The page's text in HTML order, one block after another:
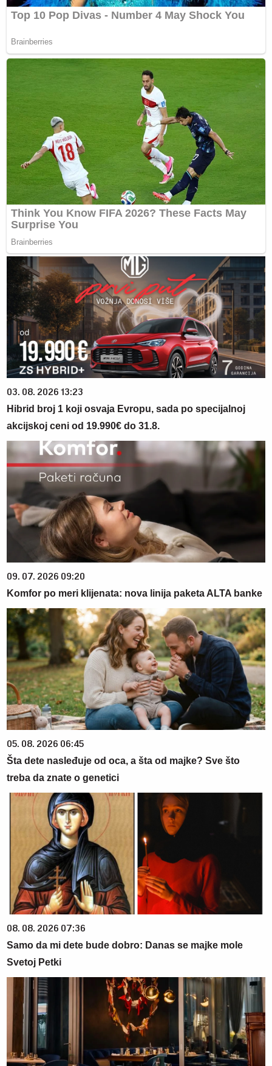
03. 08. 2026 13:23
Hibrid broj 1 koji osvaja Evropu, sada po specijalnoj
akcijskoj ceni od 19.990€ do 31.8.
09. 07. 2026 09:20
Komfor po meri klijenata: nova linija paketa ALTA banke
05. 08. 2026 06:45
Šta dete nasleđuje od oca, a šta od majke? Sve što
treba da znate o genetici
08. 08. 2026 07:36
Samo da mi dete bude dobro: Danas se majke mole
Svetoj Petki